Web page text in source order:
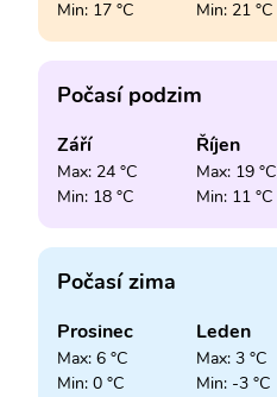
Min: 17 °C
Min: 21 °C
Počasí podzim
Září
Max: 24 °C
Min: 18 °C
Říjen
Max: 19 °C
Min: 11 °C
Počasí zima
Prosinec
Max: 6 °C
Min: 0 °C
Leden
Max: 3 °C
Min: -3 °C